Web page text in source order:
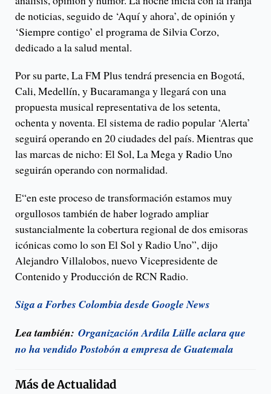
de noticias, seguido de ‘Aquí y ahora’, de opinión y
‘Siempre contigo’ el programa de Silvia Corzo,
dedicado a la salud mental.
Por su parte, La FM Plus tendrá presencia en Bogotá,
Cali, Medellín, y Bucaramanga y llegará con una
propuesta musical representativa de los setenta,
ochenta y noventa. El sistema de radio popular ‘Alerta’
seguirá operando en 20 ciudades del país. Mientras que
las marcas de nicho: El Sol, La Mega y Radio Uno
seguirán operando con normalidad.
E“en este proceso de transformación estamos muy
orgullosos también de haber logrado ampliar
sustancialmente la cobertura regional de dos emisoras
icónicas como lo son El Sol y Radio Uno”, dijo
Alejandro Villalobos, nuevo Vicepresidente de
Contenido y Producción de RCN Radio.
Siga a Forbes Colombia desde Google News
Lea también: Organización Ardila Lülle aclara que
no ha vendido Postobón a empresa de Guatemala
Más deActualidad